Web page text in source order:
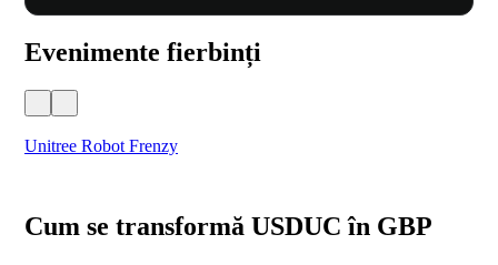
Evenimente fierbinți
Unitree Robot Frenzy
Cum se transformă USDUC în GBP